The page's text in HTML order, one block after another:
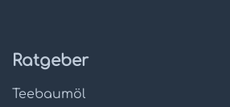
Ratgeber
Teebaumöl